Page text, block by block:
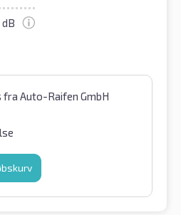
dB
fra Auto-Raifen GmbH